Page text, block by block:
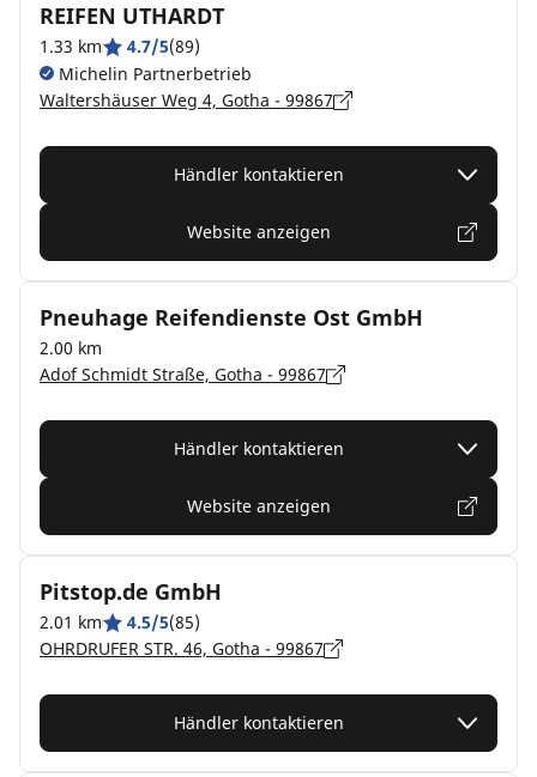
REIFEN UTHARDT
1.33 km 4.7/5(89)
Michelin Partnerbetrieb
Waltershäuser Weg 4, Gotha - 99867
Händler kontaktieren
Website anzeigen
Pneuhage Reifendienste Ost GmbH
2.00 km
Adof Schmidt Straße, Gotha - 99867
Händler kontaktieren
Website anzeigen
Pitstop.de GmbH
2.01 km 4.5/5(85)
OHRDRUFER STR. 46, Gotha - 99867
Händler kontaktieren